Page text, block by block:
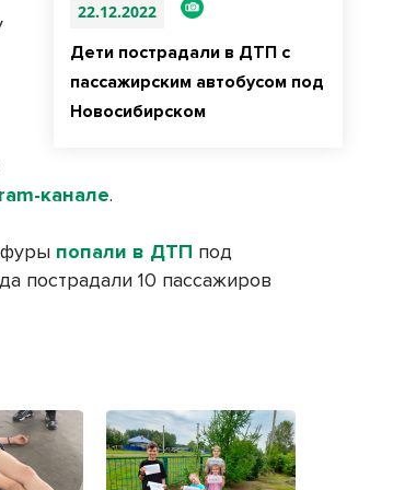
22.12.2022
Дети пострадали в ДТП с
пассажирским автобусом под
Новосибирском
канале.
фуры попали в ДТП под
пострадали 10 пассажиров